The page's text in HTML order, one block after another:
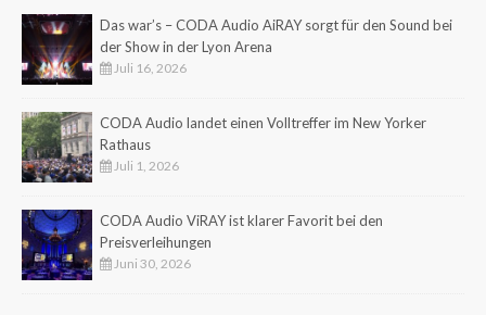
Das war’s – CODA Audio AiRAY sorgt für den Sound bei
der Show in der Lyon Arena
Juli 16, 2026
CODA Audio landet einen Volltreffer im New Yorker
Rathaus
Juli 1, 2026
CODA Audio ViRAY ist klarer Favorit bei den
Preisverleihungen
Juni 30, 2026